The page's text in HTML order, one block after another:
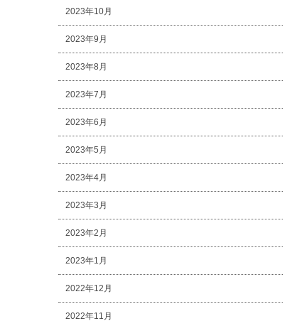
2023年10月
2023年9月
2023年8月
2023年7月
2023年6月
2023年5月
2023年4月
2023年3月
2023年2月
2023年1月
2022年12月
2022年11月